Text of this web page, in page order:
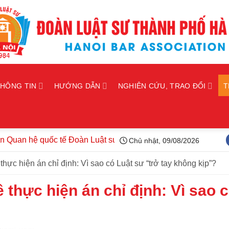
TIN HƯỚNG DẪN NGHIÊN CỨU, TRAO ĐỔI
hệ quốc tế Đoàn Luật sư thành phố Hà Nội kiện toàn tổ
Chủ nhật, 09/08/2026
hiện án chỉ định: Vì sao có Luật sư “trở tay không kịp”?
thực hiện án chỉ định: Vì sao